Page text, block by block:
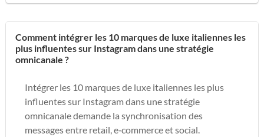
Comment intégrer les 10 marques de luxe italiennes les
plus influentes sur Instagram dans une stratégie
omnicanale ?
Intégrer les 10 marques de luxe italiennes les plus
influentes sur Instagram dans une stratégie
omnicanale demande la synchronisation des
messages entre retail, e‑commerce et social.